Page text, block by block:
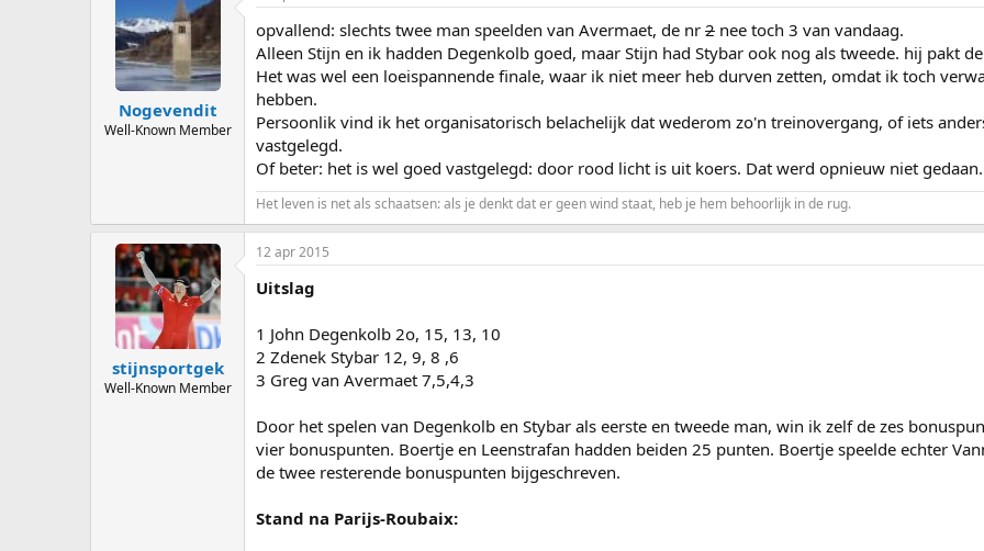
Nogevendit
Well-Known Member
opvallend: slechts twee man speelden van Avermaet, de nr 2 nee toch 3 van vandaag.
Alleen Stijn en ik hadden Degenkolb goed, maar Stijn had Stybar ook nog als tweede. hij pakt
Het was wel een loeispannende finale, waar ik niet meer heb durven zetten, omdat ik toch
hebben.
Persoonlik vind ik het organisatorisch belachelijk dat wederom zo'n treinovergang, of iets
vastgelegd.
Of beter: het is wel goed vastgelegd: door rood licht is uit koers. Dat werd opnieuw niet gedaan.
Het leven is net als schaatsen: als je denkt dat er geen wind staat, heb je hem behoorlijk in de rug.
stijnsportgek
Well-Known Member
12 apr 2015
Uitslag
1 John Degenkolb 2o, 15, 13, 10
2 Zdenek Stybar 12, 9, 8 ,6
3 Greg van Avermaet 7,5,4,3
Door het spelen van Degenkolb en Stybar als eerste en tweede man, win ik zelf de zes
vier bonuspunten. Boertje en Leenstrafan hadden beiden 25 punten. Boertje speelde echter
de twee resterende bonuspunten bijgeschreven.
Stand na Parijs-Roubaix: